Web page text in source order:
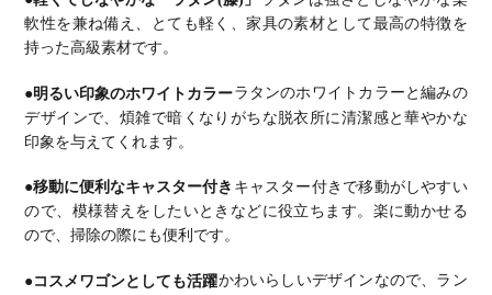
軟性を兼ね備え、とても軽く、家具の素材として最高の特徴を
持った高級素材です。
●明るい印象のホワイトカラーラタンのホワイトカラーと編みの
デザインで、煩雑で暗くなりがちな脱衣所に清潔感と華やかな
印象を与えてくれます。
●移動に便利なキャスター付き キャスター付きで移動がしやすい
ので、模様替えをしたいときなどに役立ちます。 楽に動かせる
ので、掃除の際にも便利です。
●コスメワゴンとしても活躍かわいらしいデザインなので、ラン